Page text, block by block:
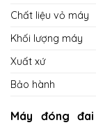
Chất liệu vỏ máy
Khối lượng máy
Xuất xứ
Bảo hành
Máy đóng